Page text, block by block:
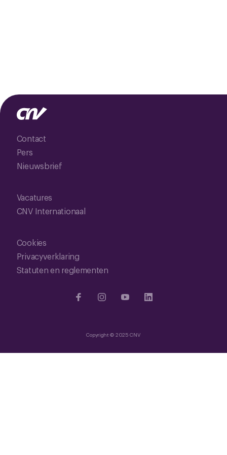
Contact
Pers
Nieuwsbrief
Vacatures
CNV Internationaal
Cookies
Privacyverklaring
Statuten en reglementen
Copyright © 2025 CNV